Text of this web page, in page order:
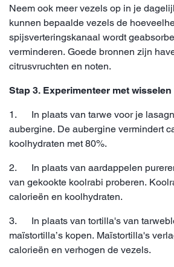
Neem ook meer vezels op in je
kunnen bepaalde vezels de
spijsverteringskanaal wordt
verminderen. Goede bronnen zijn
citrusvruchten en noten.
Stap 3. Experimenteer met
1. In plaats van tarwe voor je
aubergine. De aubergine vermindert
koolhydraten met 80%.
2. In plaats van aardappelen
van gekookte koolrabi proberen.
calorieën en koolhydraten.
3. In plaats van tortilla's van
maïstortilla’s kopen. Maïstortilla's
calorieën en verhogen de vezels.